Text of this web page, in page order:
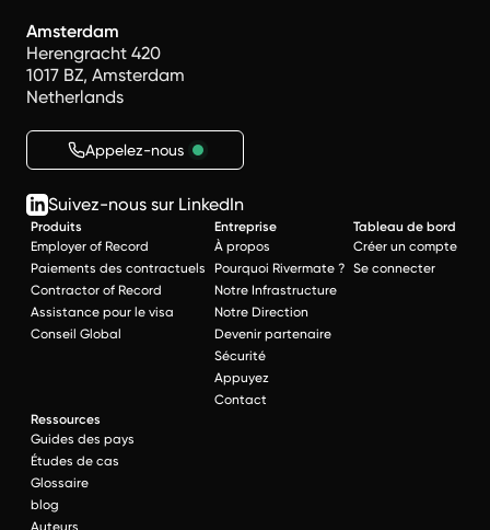
Amsterdam
Herengracht 420
1017 BZ, Amsterdam
Netherlands
Appelez-nous
Suivez-nous sur LinkedIn
Produits
Employer of Record
Paiements des contractuels
Contractor of Record
Assistance pour le visa
Conseil Global
Entreprise
À propos
Pourquoi Rivermate ?
Notre Infrastructure
Notre Direction
Devenir partenaire
Sécurité
Appuyez
Contact
Tableau de bord
Créer un compte
Se connecter
Ressources
Guides des pays
Études de cas
Glossaire
blog
Auteurs